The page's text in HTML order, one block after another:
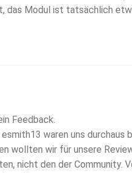
das Modul ist tatsächlich
Feedback.
waren uns
wollten wir für unsere
nicht den der Community.